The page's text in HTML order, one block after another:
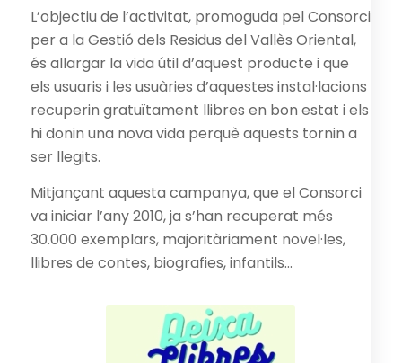
L’objectiu de l’activitat, promoguda pel Consorci
per a la Gestió dels Residus del Vallès Oriental,
és allargar la vida útil d’aquest producte i que
els usuaris i les usuàries d’aquestes instal·lacions
recuperin gratuïtament llibres en bon estat i els
hi donin una nova vida perquè aquests tornin a
ser llegits.
Mitjançant aquesta campanya, que el Consorci
va iniciar l’any 2010, ja s’han recuperat més
30.000 exemplars, majoritàriament novel·les,
llibres de contes, biografies, infantils…